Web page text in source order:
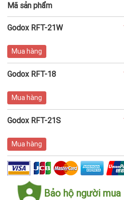
Mã sản phẩm
Godox RFT-21W
Mua hàng
Godox RFT-18
Mua hàng
Godox RFT-21S
Mua hàng
Bảo hộ người mua